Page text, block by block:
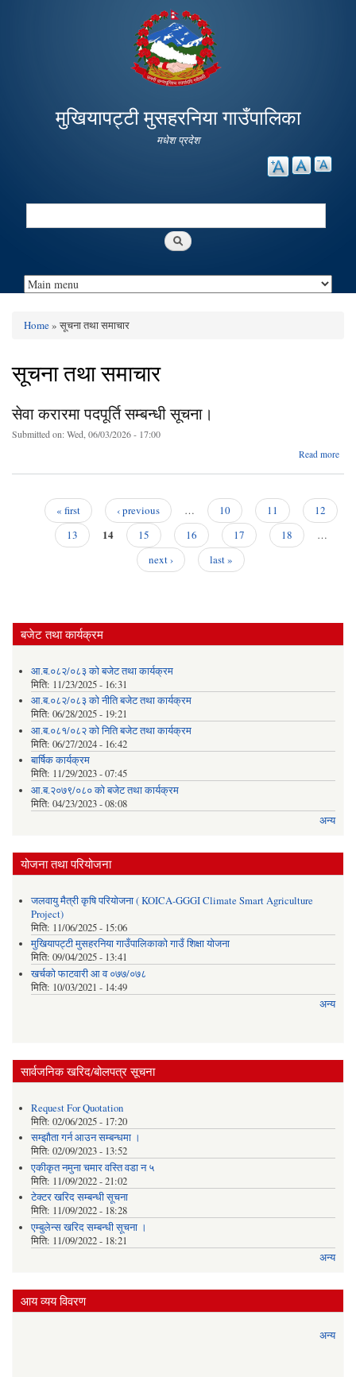
main
content
मुखियापट्टी मुसहरनिया गाउँपालिका
मधेश प्रदेश
Search
You are here
Home» सूचना तथा समाचार
सूचना तथा समाचार
सेवा करारमा पदपूर्ति सम्बन्धी सूचना।
Submitted on:Wed, 06/03/2026 - 17:00
Read more
« first ‹ previous … 10 11
12
13
14 15 16 17 18
…
next ›
last »
बजेट तथा कार्यक्रम
आ.ब.०८२/०८३ को बजेट तथा कार्यक्रम
मिति: 11/23/2025 - 16:31
आ.ब.०८२/०८३ को नीति बजेट तथा कार्यक्रम
मिति: 06/28/2025 - 19:21
आ.ब.०८१/०८२ को निति बजेट तथा कार्यक्रम
मिति: 06/27/2024 - 16:42
बार्षिक कार्यक्रम
मिति: 11/29/2023 - 07:45
आ.ब.२०७९/०८० को बजेट तथा कार्यक्रम
मिति: 04/23/2023 - 08:08
अन्य
योजना तथा परियोजना
जलवायु मैत्री कृषि परियोजना ( KOICA-GGGI Climate Smart Agriculture
Project)
मिति: 11/06/2025 - 15:06
मुखियापट्टी मुसहरनिया गाउँपालिकाको गाउँ शिक्षा योजना
मिति: 09/04/2025 - 13:41
खर्चकाे फाटवारी आ व ०७७/०७८
मिति: 10/03/2021 - 14:49
अन्य
सार्वजनिक खरिद/बोलपत्र सूचना
Request For Quotation
मिति: 02/06/2025 - 17:20
सम्झौता गर्न आउन सम्बन्धमा ।
मिति: 02/09/2023 - 13:52
एकीकृत नमुना चमार वस्ति वडा न ५
मिति: 11/09/2022 - 21:02
टेक्टर खरिद सम्बन्धी सूचना
मिति: 11/09/2022 - 18:28
एम्बुलेन्स खरिद सम्बन्धी सूचना ।
मिति: 11/09/2022 - 18:21
अन्य
आय व्यय विवरण
अन्य